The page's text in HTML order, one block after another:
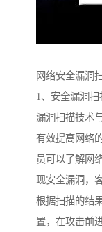
网络安全漏洞
1、安全漏洞
漏洞扫描技术
有效提高网络
员可以了解网
现安全漏洞，
根据扫描的结
置，在攻击前